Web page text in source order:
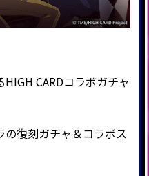
CARDコラボガチャ
の復刻ガチャ＆コラボス